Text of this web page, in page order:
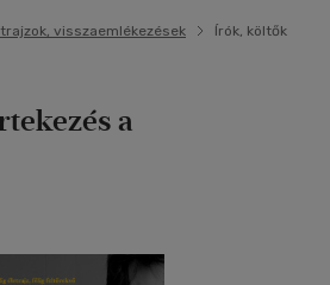
visszaemlékezések Írók, költők
a